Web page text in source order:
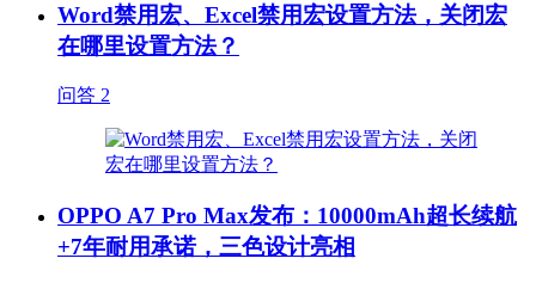
Word禁用宏、Excel禁用宏设置方法，关闭宏
在哪里设置方法？
问答 2
OPPO A7 Pro Max发布：10000mAh超长续航
+7年耐用承诺，三色设计亮相